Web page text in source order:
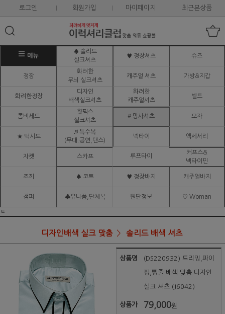
로그인 회원가입 마이페이지 최근본상품
메뉴
♠ 솔리드
실크셔츠
♥ 정장셔츠 슈즈
정장
화려한
무늬 실크셔츠
캐주얼 셔츠 가방&지갑
화려한정장
디자인
배색실크셔츠
화려한
캐주얼셔츠
벨트
콤비세트
핫픽스
실크셔츠
# 망사셔츠 모자
★ 턱시도
♬ 특수복
(무대.공연,댄스)
넥타이 액세서리
자켓 스카프 루프타이
커프스&
넥타이핀
조끼 ♠ 코트 ♥ 정장바지 캐주얼바지
점퍼 ♣유니폼,단체복 원단정보 ♡ Woman
ㅌ
디자인배색 실크 맞춤 솔리드 배색 셔츠
상품명 (DS220932) 트리밍,파이
핑,삥줄 배색 맞춤 디자인
실크 셔츠 (J6042)
상품가 79,000원